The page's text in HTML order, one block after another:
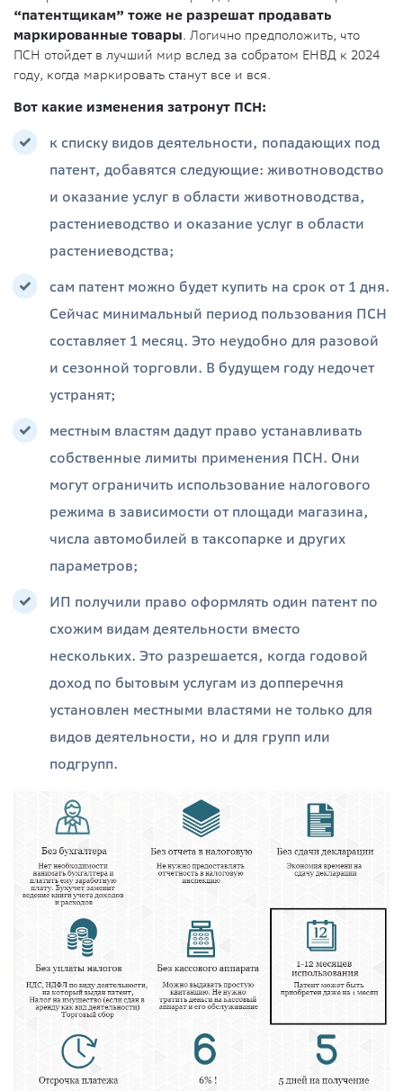
“патентщикам” тоже не разрешат продавать
маркированные товары. Логично предположить, что
ПСН отойдет в лучший мир вслед за собратом ЕНВД к 2024
году, когда маркировать станут все и вся.
Вот какие изменения затронут ПСН:
к списку видов деятельности, попадающих под
патент, добавятся следующие: животноводство
и оказание услуг в области животноводства,
растениеводство и оказание услуг в области
растениеводства;
сам патент можно будет купить на срок от 1 дня.
Сейчас минимальный период пользования ПСН
составляет 1 месяц. Это неудобно для разовой
и сезонной торговли. В будущем году недочет
устранят;
местным властям дадут право устанавливать
собственные лимиты применения ПСН. Они
могут ограничить использование налогового
режима в зависимости от площади магазина,
числа автомобилей в таксопарке и других
параметров;
ИП получили право оформлять один патент по
схожим видам деятельности вместо
нескольких. Это разрешается, когда годовой
доход по бытовым услугам из допперечня
установлен местными властями не только для
видов деятельности, но и для групп или
подгрупп.